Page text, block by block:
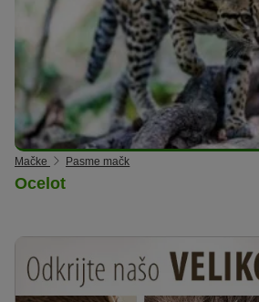
Mačke Pasme mačk
Ocelot